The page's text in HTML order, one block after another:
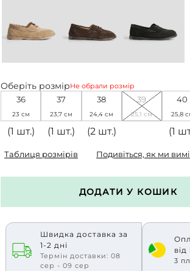
Оберіть розмірНе обрали розмір
36
23 см
(1 шт.)
37
23,7 см
(1 шт.)
38
24,4 см
(2 шт.)
39
25,1 см
40
25,8
(1
Таблиця розмірів Подивіться, як ми
ДОДАТИ У КОШИК
Швидка доставка за
1-2 дні
Термін доставки: 08
сер - 09 сер
3